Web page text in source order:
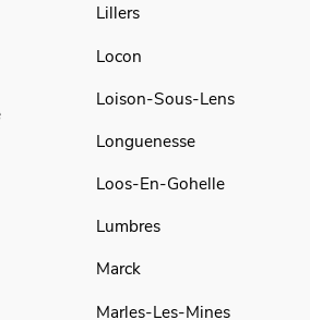
Lillers
Locon
Loison-Sous-Lens
Longuenesse
Loos-En-Gohelle
Lumbres
Marck
Marles-Les-Mines